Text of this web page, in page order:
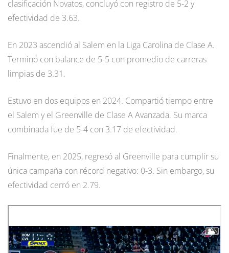
clasificación Novatos, concluyó con registro de 5-2 y
efectividad de 3.63.
En 2023 ascendió al Salem en la Liga Carolina de Clase A.
Terminó con balance de 5-5 con promedio de carreras
limpias de 3.31.
Estuvo en dos equipos en 2024. Compartió tiempo entre
el Salem y el Greenville de Clase A Avanzada. Su marca
combinada fue de 5-4 con 3.17 de efectividad.
Finalmente, en 2025, regresó al Greenville para cumplir su
única campaña con récord negativo: 0-3. Sin embargo, su
efectividad cerró en 2.79.